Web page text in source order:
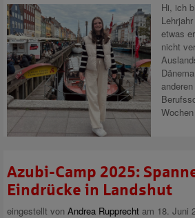
Hi, ich
etwas
nicht
Azubi-Camp 2025:
Eindrücke in Landshut
eingestellt von Andrea Rupprecht am 18. Juni